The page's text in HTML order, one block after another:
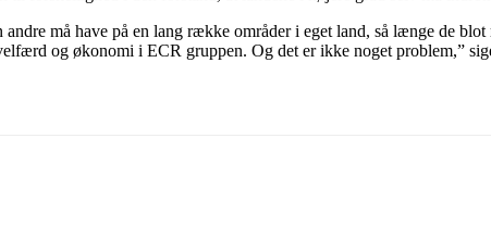
må have på en lang række områder i eget land, så længe de
og økonomi i ECR gruppen. Og det er ikke noget problem,”